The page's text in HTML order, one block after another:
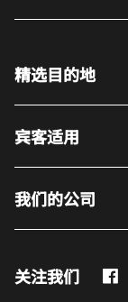
精选目的地
宾客适用
我们的公司
关注我们